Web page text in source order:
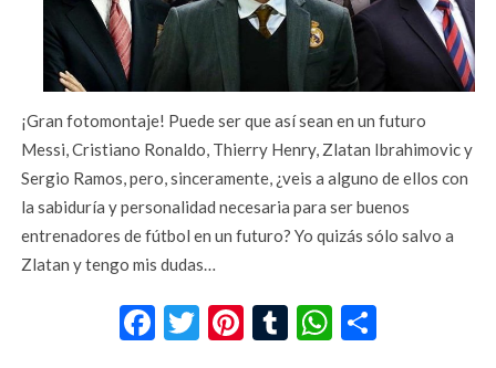
¡Gran fotomontaje! Puede ser que así sean en un futuro
Messi, Cristiano Ronaldo, Thierry Henry, Zlatan Ibrahimovic y
Sergio Ramos, pero, sinceramente, ¿veis a alguno de ellos con
la sabiduría y personalidad necesaria para ser buenos
entrenadores de fútbol en un futuro? Yo quizás sólo salvo a
Zlatan y tengo mis dudas…
Facebook
Twitter
Pinterest
TumblrWhatsApp